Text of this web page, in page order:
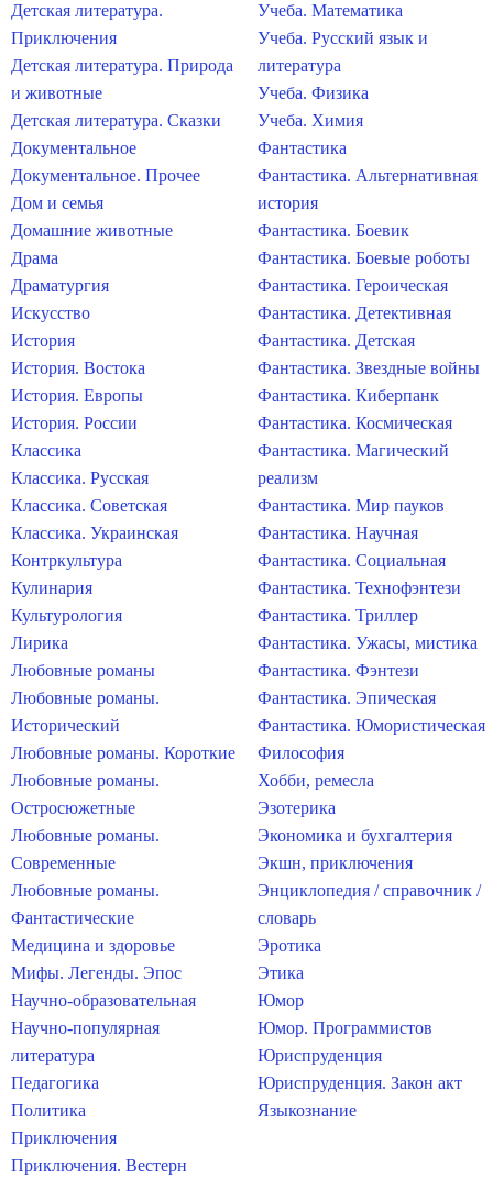
Детская литература.
Приключения
Детская литература. Природа
и животные
Детская литература. Сказки
Документальное
Документальное. Прочее
Дом и семья
Домашние животные
Драма
Драматургия
Искусство
История
История. Востока
История. Европы
История. России
Классика
Классика. Русская
Классика. Советская
Классика. Украинская
Контркультура
Кулинария
Культурология
Лирика
Любовные романы
Любовные романы.
Исторический
Любовные романы. Короткие
Любовные романы.
Остросюжетные
Любовные романы.
Современные
Любовные романы.
Фантастические
Медицина и здоровье
Мифы. Легенды. Эпос
Научно-образовательная
Научно-популярная
литература
Педагогика
Политика
Приключения
Приключения. Вестерн
Учеба. Математика
Учеба. Русский язык и
литература
Учеба. Физика
Учеба. Химия
Фантастика
Фантастика. Альтернативная
история
Фантастика. Боевик
Фантастика. Боевые роботы
Фантастика. Героическая
Фантастика. Детективная
Фантастика. Детская
Фантастика. Звездные войны
Фантастика. Киберпанк
Фантастика. Космическая
Фантастика. Магический
реализм
Фантастика. Мир пауков
Фантастика. Научная
Фантастика. Социальная
Фантастика. Технофэнтези
Фантастика. Триллер
Фантастика. Ужасы, мистика
Фантастика. Фэнтези
Фантастика. Эпическая
Фантастика. Юмористическая
Философия
Хобби, ремесла
Эзотерика
Экономика и бухгалтерия
Экшн, приключения
Энциклопедия / справочник /
словарь
Эротика
Этика
Юмор
Юмор. Программистов
Юриспруденция
Юриспруденция. Закон акт
Языкознание